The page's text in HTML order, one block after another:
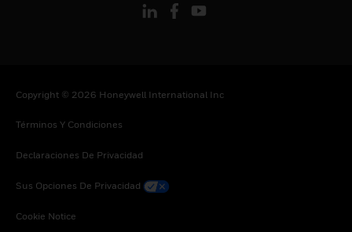
Copyright © 2026 Honeywell International Inc
Términos Y Condiciones
Declaraciones De Privacidad
Sus Opciones De Privacidad
Cookie Notice